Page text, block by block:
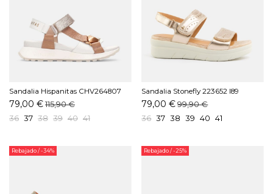
Sandalia Hispanitas CHV264807
C001 Almond
79,00 €115,90 €
36 37 38 39 40 41
Sandalia Stonefly 223652 I89
Platino
79,00 € 99,90 €
36 37 38 39 40 41
Rebajado/ -34% Rebajado/ -25%